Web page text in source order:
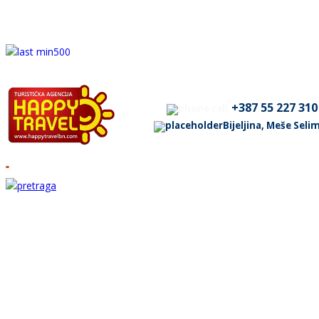
+387 55 227 310
Bijeljina, Meše